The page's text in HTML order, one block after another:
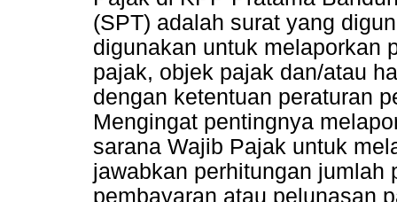
(SPT) adalah surat yang
digunakan untuk melaporkan
pajak, objek pajak dan/atau
dengan ketentuan peraturan
Mengingat pentingnya
sarana Wajib Pajak untuk
jawabkan perhitungan jumlah
pembayaran atau pelunasan